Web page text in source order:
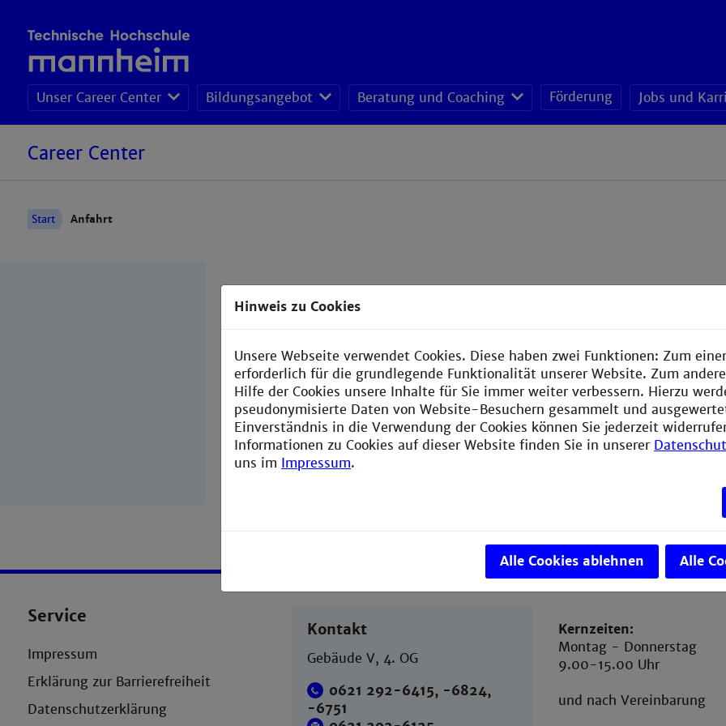
Unser Career Center Bildungsangebot Beratung und Coaching Förderung Jobs und
Career Center
Start Anfahrt
Service
Impressum
Erklärung zur Barrierefreiheit
Datenschutzerklärung
Kontakt
Gebäude V, 4. OG
0621 292-6415, -6824,
-6751
Kernzeiten:
Montag - Donnerstag
9.00-15.00 Uhr
und nach Vereinbarung
Hinweis zu Cookies
Unsere Webseite verwendet Cookies. Diese haben zwei Funktionen: Zum
erforderlich für die grundlegende Funktionalität unserer Website. Zum
Hilfe der Cookies unsere Inhalte für Sie immer weiter verbessern. Hierzu
pseudonymisierte Daten von Website-Besuchern gesammelt und
Einverständnis in die Verwendung der Cookies können Sie jederzeit
Informationen zu Cookies auf dieser Website finden Sie in unserer
uns im Impressum.
Alle Cookies ablehnen Alle